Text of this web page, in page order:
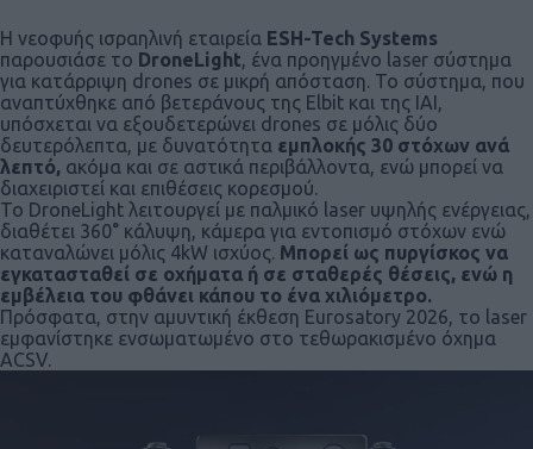
Η νεοφυής ισραηλινή εταιρεία ESH-Tech Systems
παρουσιάσε το DroneLight , ένα προηγμένο laser σύστημα
για κατάρριψη drones σε μικρή απόσταση. Το σύστημα, που
αναπτύχθηκε από βετεράνους της Elbit και της IAI,
υπόσχεται να εξουδετερώνει drones σε μόλις δύο
δευτερόλεπτα, με δυνατότητα εμπλοκής 30 στόχων ανά
λεπτό, ακόμα και σε αστικά περιβάλλοντα, ενώ μπορεί να
διαχειριστεί και επιθέσεις κορεσμού.
Το DroneLight λειτουργεί με παλμικό laser υψηλής ενέργειας,
διαθέτει 360° κάλυψη, κάμερα για εντοπισμό στόχων ενώ
καταναλώνει μόλις 4kW ισχύος. Μπορεί ως πυργίσκος να
εγκατασταθεί σε οχήματα ή σε σταθερές θέσεις, ενώ η
εμβέλεια του φθάνει κάπου το ένα χιλιόμετρο.
Πρόσφατα, στην αμυντική έκθεση Eurosatory 2026, το laser
εμφανίστηκε ενσωματωμένο στο τεθωρακισμένο όχημα
ACSV.